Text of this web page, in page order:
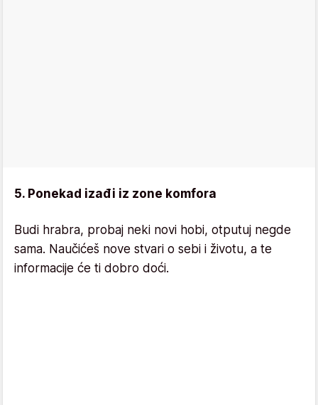
5. Ponekad izađi iz zone komfora
Budi hrabra, probaj neki novi hobi, otputuj negde
sama. Naučićeš nove stvari o sebi i životu, a te
informacije će ti dobro doći.